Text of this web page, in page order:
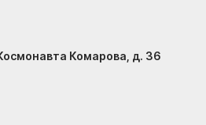
Комарова, д. 36